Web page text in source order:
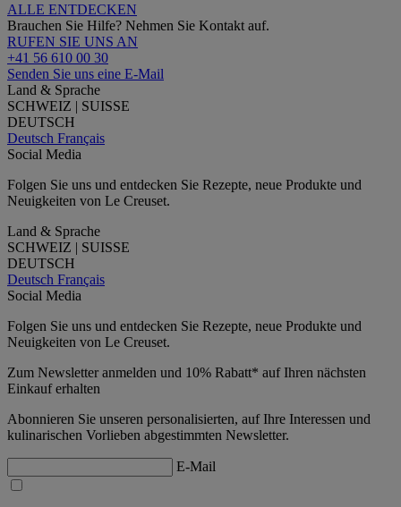
ALLE ENTDECKEN
Brauchen Sie Hilfe? Nehmen Sie Kontakt auf.
RUFEN SIE UNS AN
+41 56 610 00 30
Senden Sie uns eine E-Mail
Land & Sprache
SCHWEIZ | SUISSE
DEUTSCH
Deutsch Français
Social Media
Folgen Sie uns und entdecken Sie Rezepte, neue Produkte und
Neuigkeiten von Le Creuset.
Land & Sprache
SCHWEIZ | SUISSE
DEUTSCH
Deutsch Français
Social Media
Folgen Sie uns und entdecken Sie Rezepte, neue Produkte und
Neuigkeiten von Le Creuset.
Zum Newsletter anmelden und 10% Rabatt* auf Ihren nächsten
Einkauf erhalten
Abonnieren Sie unseren personalisierten, auf Ihre Interessen und
kulinarischen Vorlieben abgestimmten Newsletter.
E-Mail